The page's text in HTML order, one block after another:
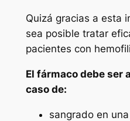
Quizá gracias a esta
sea posible tratar
pacientes con
El fármaco debe ser
caso de:
sangrado en